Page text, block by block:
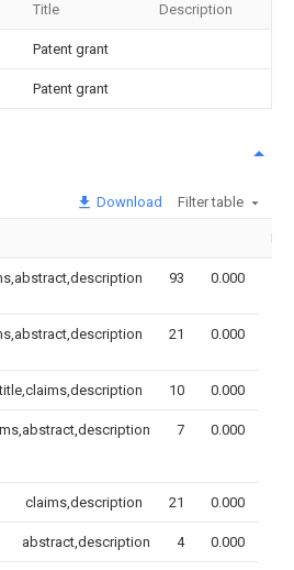
Title Description
Patent grant
Patent grant
Download Filter table
93 0.000
21 0.000
title,claims,description 10 0.000
7 0.000
claims,description 21 0.000
abstract,description 4 0.000